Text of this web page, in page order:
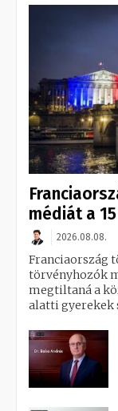
médiát a
2026.08.08.
Franciaország
törvényhozók
megtiltaná a
alatti gyerekek